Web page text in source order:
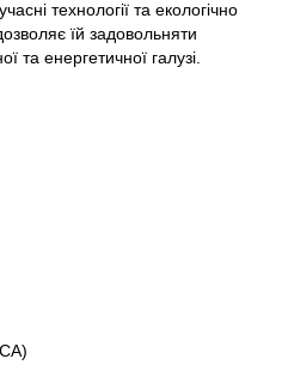
технології та екологічно
їй задовольняти
та енергетичної галузі.